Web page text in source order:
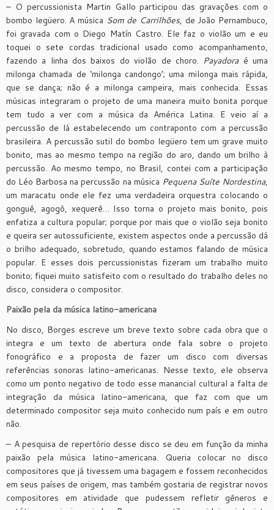
– O percussionista Martin Gallo participou das gravações com o
bombo legüero. A música Som de Carrilhões, de João Pernambuco,
foi gravada com o Diego Matín Castro. Ele faz o violão um e eu
toquei o sete cordas tradicional usado como acompanhamento,
fazendo a linha dos baixos do violão de choro. Payadoraé uma
milonga chamada de ‘milonga candongo’; uma milonga mais rápida,
que se dança; não é a milonga campeira, mais conhecida. Essas
músicas integraram o projeto de uma maneira muito bonita porque
tem tudo a ver com a música da América Latina. E veio aí a
percussão de lá estabelecendo um contraponto com a percussão
brasileira. A percussão sutil do bombo legüero tem um grave muito
bonito, mas ao mesmo tempo na região do aro, dando um brilho à
percussão. Ao mesmo tempo, no Brasil, contei com a participação
do Léo Barbosa na percussão na música Pequena Suíte Nordestina,
um maracatu onde ele fez uma verdadeira orquestra colocando o
gonguê, agogô, xequerê… Isso torna o projeto mais bonito, pois
enfatiza a cultura popular; porque por mais que o violão seja bonito
e queira ser autossuficiente, existem aspectos onde a percussão dá
o brilho adequado, sobretudo, quando estamos falando de música
popular. E esses dois percussionistas fizeram um trabalho muito
bonito; fiquei muito satisfeito com o resultado do trabalho deles no
disco, considera o compositor.
Paixão pela da música latino-americana
No disco, Borges escreve um breve texto sobre cada obra que o
integra e um texto de abertura onde fala sobre o projeto
fonográfico e a proposta de fazer um disco com diversas
referências sonoras latino-americanas. Nesse texto, ele observa
como um ponto negativo de todo esse manancial cultural a falta de
integração da música latino-americana, que faz com que um
determinado compositor seja muito conhecido num país e em outro
não.
– A pesquisa de repertório desse disco se deu em função da minha
paixão pela música latino-americana. Queria colocar no disco
compositores que já tivessem uma bagagem e fossem reconhecidos
em seus países de origem, mas também gostaria de registrar novos
compositores em atividade que pudessem refletir gêneros e